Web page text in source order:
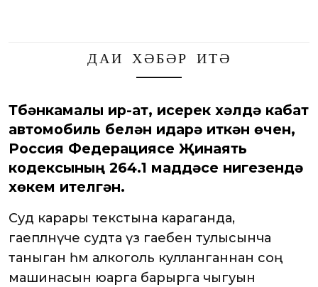
ДАИ ХӘБӘР ИТӘ
Түбәнкамалы ир-ат, исерек хәлдә кабат
автомобиль белән идарә иткән өчен,
Россия Федерациясе Җинаять
кодексының 264.1 маддәсе нигезендә
хөкем ителгән.
Суд карары текстына караганда,
гаепләнүче судта үз гаебен тулысынча
таныган һәм алкоголь кулланганнан соң
машинасын юарга барырга чыгуын